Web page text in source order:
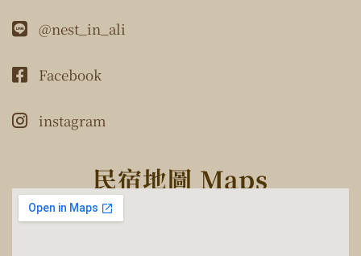
@nest_in_ali
Facebook
instagram
民宿地圖 Maps